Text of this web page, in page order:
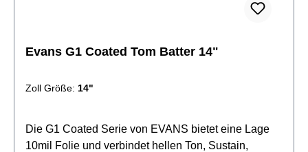
Evans G1 Coated Tom Batter 14"
Zoll Größe: 14"
Die G1 Coated Serie von EVANS bietet eine Lage
10mil Folie und verbindet hellen Ton, Sustain,